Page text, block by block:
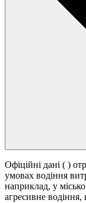
Офіційні дані ( )
умовах водіння
наприклад, у
агресивне